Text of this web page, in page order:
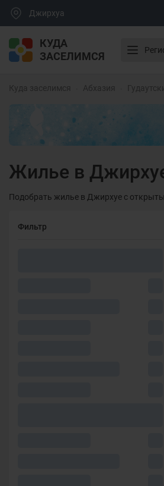
Джирхуа
КУДА
ЗАСЕЛИМСЯ
Куда заселимся Абхазия
Жилье в
Подобрать жилье в Джирхуе с
Фильтр